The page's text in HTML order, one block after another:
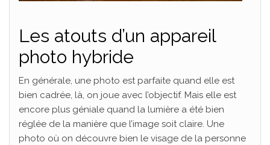
Les atouts d’un appareil
photo hybride
En générale, une photo est parfaite quand elle est
bien cadrée, là, on joue avec l’objectif. Mais elle est
encore plus géniale quand la lumière a été bien
réglée de la manière que l’image soit claire. Une
photo où on découvre bien le visage de la personne